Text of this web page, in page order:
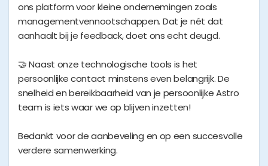
ons platform voor kleine ondernemingen zoals
managementvennootschappen. Dat je nét dat
aanhaalt bij je feedback, doet ons echt deugd.
🤝 Naast onze technologische tools is het
persoonlijke contact minstens even belangrijk. De
snelheid en bereikbaarheid van je persoonlijke Astro
team is iets waar we op blijven inzetten!
Bedankt voor de aanbeveling en op een succesvolle
verdere samenwerking.